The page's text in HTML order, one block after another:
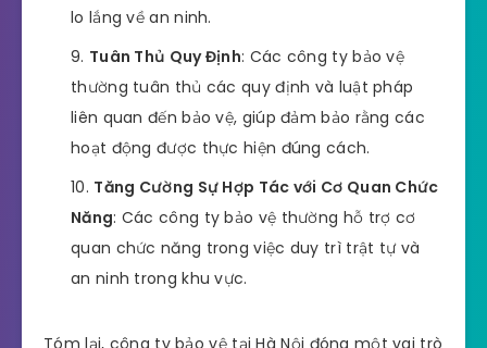
lo lắng về an ninh.
Tuân Thủ Quy Định: Các công ty bảo vệ
thường tuân thủ các quy định và luật pháp
liên quan đến bảo vệ, giúp đảm bảo rằng các
hoạt động được thực hiện đúng cách.
Tăng Cường Sự Hợp Tác với Cơ Quan Chức
Năng: Các công ty bảo vệ thường hỗ trợ cơ
quan chức năng trong việc duy trì trật tự và
an ninh trong khu vực.